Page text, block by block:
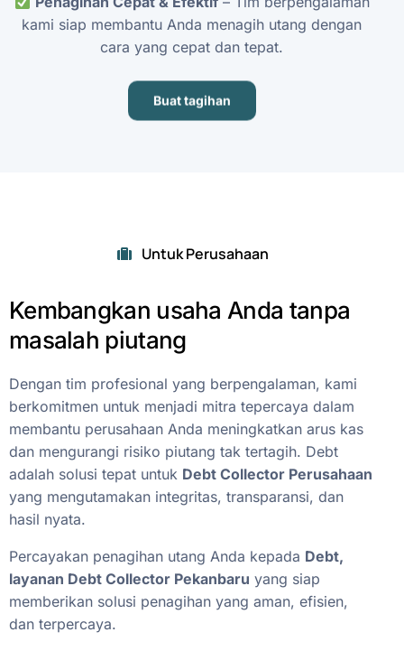
kami siap membantu Anda menagih utang dengan
cara yang cepat dan tepat.
Buat tagihan
Untuk Perusahaan
Kembangkan usaha Anda tanpa
masalah piutang
Dengan tim profesional yang berpengalaman, kami
berkomitmen untuk menjadi mitra tepercaya dalam
membantu perusahaan Anda meningkatkan arus kas
dan mengurangi risiko piutang tak tertagih. Debt
adalah solusi tepat untuk Debt Collector Perusahaan
yang mengutamakan integritas, transparansi, dan
hasil nyata.
Percayakan penagihan utang Anda kepada Debt,
layanan Debt Collector Pekanbaru yang siap
memberikan solusi penagihan yang aman, efisien,
dan terpercaya.